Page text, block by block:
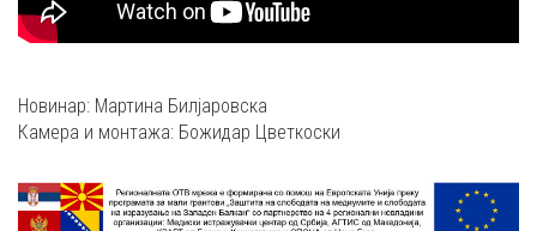
Новинар: Мартина Билјаровска
Камера и монтажа: Божидар Цветкоски